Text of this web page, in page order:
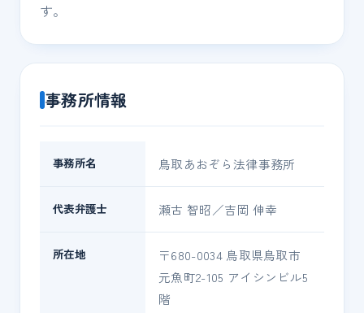
す。
事務所情報
事務所名 鳥取あおぞら法律事務所
代表弁護士 瀬古 智昭／吉岡 伸幸
所在地
〒680-0034 鳥取県鳥取市
元魚町2-105 アイシンビル5
階